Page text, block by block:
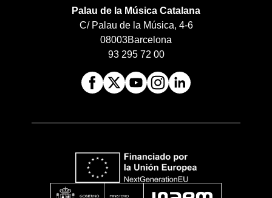
Palau de la Música Catalana
C/ Palau de la Música, 4-6
08003Barcelona
93 295 72 00